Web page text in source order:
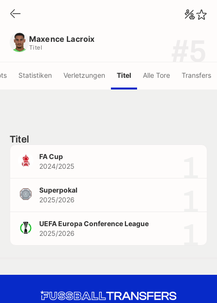
Maxence Lacroix
Titel
Statistiken Verletzungen Titel Alle Tore Transfers
Titel
FA Cup
2024/2025
Superpokal
2025/2026
UEFA Europa Conference League
2025/2026